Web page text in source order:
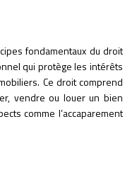
fondamentaux du droit
qui protège les intérêts
Ce droit comprend
vendre ou louer un bien
comme l’accaparement